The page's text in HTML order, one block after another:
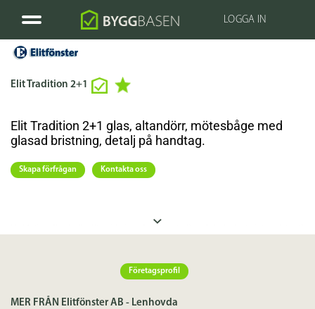
LOGGA IN
Elit Tradition 2+1
Elit Tradition 2+1 glas, altandörr, mötesbåge med
glasad bristning, detalj på handtag.
Skapa förfrågan Kontakta oss
äldre byggtradition men är av modern konstruktion.
Alla modeller har 2-glas isolerruta kopplat med ett enkelglas ytterst som ger möjlighet till äkta
glaserande spröjs. Elit Tradition 2+1 från Elitfönster AB
Modeller: sidohängda / överkantshängda fönster och fönsterdörrar. ??
Företagsprofil
MER FRÅN Elitfönster AB - Lenhovda